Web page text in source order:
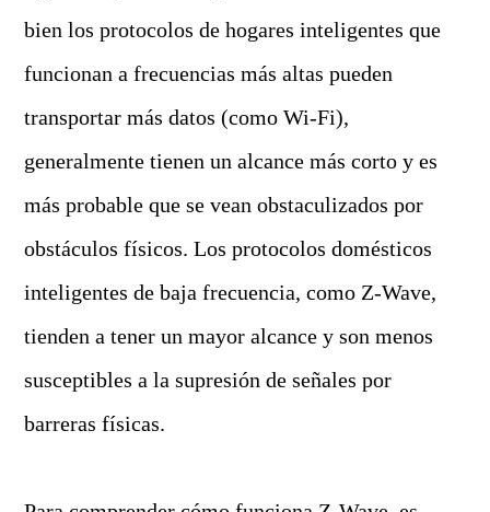
bien los protocolos de hogares inteligentes que
funcionan a frecuencias más altas pueden
transportar más datos (como Wi-Fi),
generalmente tienen un alcance más corto y es
más probable que se vean obstaculizados por
obstáculos físicos. Los protocolos domésticos
inteligentes de baja frecuencia, como Z-Wave,
tienden a tener un mayor alcance y son menos
susceptibles a la supresión de señales por
barreras físicas.